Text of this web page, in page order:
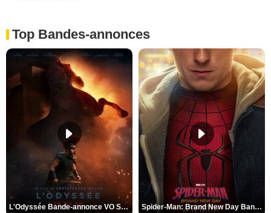
Top Bandes-annonces
L'Odyssée Bande-annonce VO STFR Spider-Man: Brand New Day Bande-annonce VO STFR